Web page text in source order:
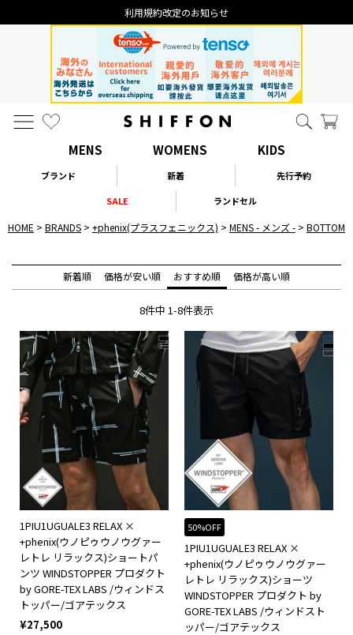
利用規約改定のお知らせ
MENS WOMENS KIDS
ブランド 新着
先行予約
SALE
ランドセル
HOME BRANDS +phenix(プラスフェニックス) MENS - メンズ -
新着順 価格が安い順 おすすめ順 価格が高い順
8件中 1-8件表示
1PIU1UGUALE3 RELAX ×
+phenix(ウノピゥウノウグァー
レトレ リラックス)ショートパ
ンツ WINDSTOPPER プロダクト
by GORE-TEX LABS /ウィンドス
トッパー/ゴアテックス
¥27,500
50%OFF
1PIU1UGUALE3 RELAX ×
+phenix(ウノピゥウノウグァー
レトレ リラックス)ショーツ
WINDSTOPPER プロダクト by
GORE-TEX LABS /ウィンドスト
ッパー/ゴアテックス